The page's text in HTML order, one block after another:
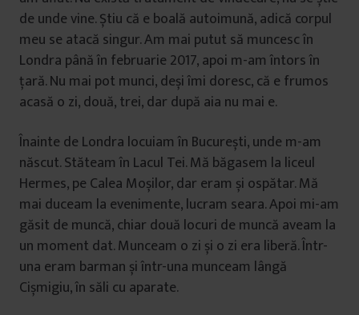
de unde vine. Știu că e boală autoimună, adică corpul
meu se atacă singur. Am mai putut să muncesc în
Londra până în februarie 2017, apoi m-am întors în
țară. Nu mai pot munci, deși îmi doresc, că e frumos
acasă o zi, două, trei, dar după aia nu mai e.
Înainte de Londra locuiam în București, unde m-am
născut. Stăteam în Lacul Tei. Mă băgasem la liceul
Hermes, pe Calea Moșilor, dar eram și ospătar. Mă
mai duceam la evenimente, lucram seara. Apoi mi-am
găsit de muncă, chiar două locuri de muncă aveam la
un moment dat. Munceam o zi și o zi era liberă. Într-
una eram barman și într-una munceam lângă
Cișmigiu, în săli cu aparate.